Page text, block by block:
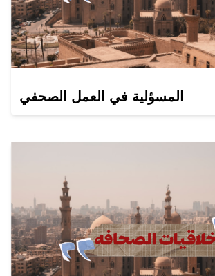
المسؤلية في العمل الصحفي